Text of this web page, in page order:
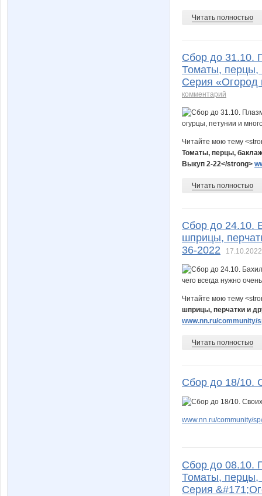
Читать полностью
Сбор до 31.10.
Томаты, перцы,
Серия «Огород
комментарий
Читайте мою тему
Томаты, перцы,
Выкуп 2-22</strong>
Читать полностью
Сбор до 24.10.
шприцы,
36-2022
Читайте мою тему
шприцы, перчатки и
www.nn.ru/community/
Читать полностью
Сбор до 18/10.
www.nn.ru/community/
Сбор до 08.10.
Томаты, перцы,
Серия